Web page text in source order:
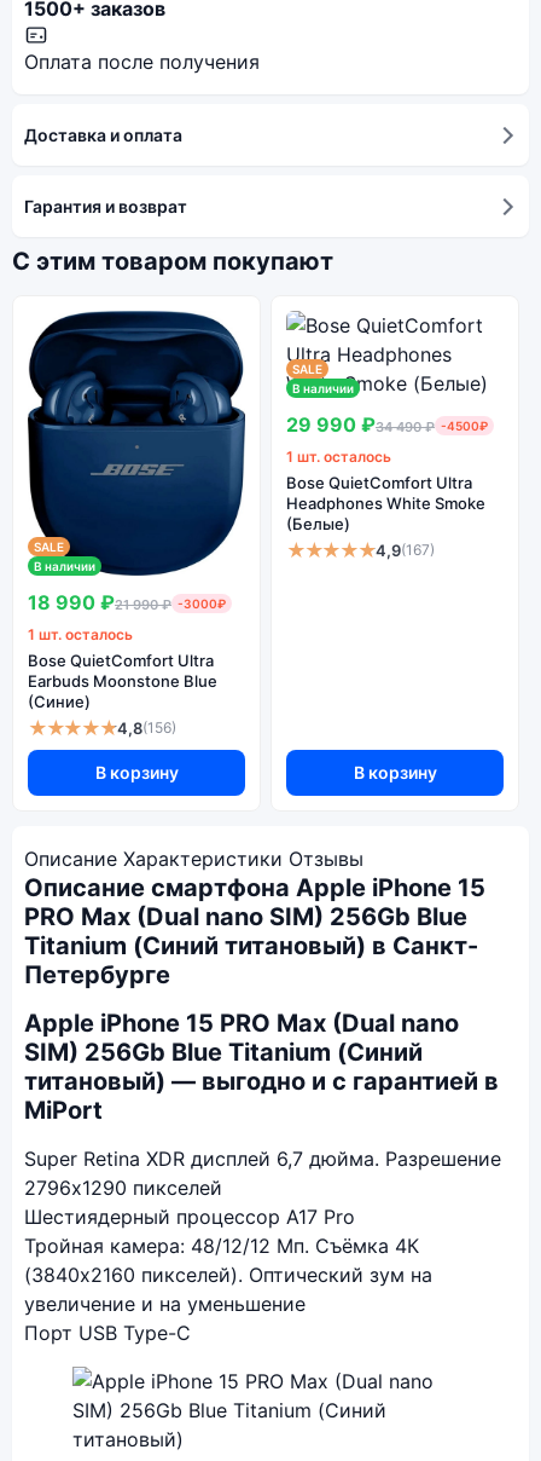
1500+ заказов
Оплата после получения
Доставка и оплата
Гарантия и возврат
С этим товаром покупают
SALE
В наличии
18 990 ₽21 990 ₽ -3000₽
1 шт. осталось
Bose QuietComfort Ultra
Earbuds Moonstone Blue
(Синие)
★★★★★4,8(156)
В корзину
SALE
В наличии
29 990 ₽34 490 ₽ -4500₽
1 шт. осталось
Bose QuietComfort Ultra
Headphones White Smoke
(Белые)
★★★★★4,9(167)
В корзину
Описание Характеристики Отзывы
Описание смартфона Apple iPhone 15
PRO Max (Dual nano SIM) 256Gb Blue
Titanium (Синий титановый) в Санкт-
Петербурге
Apple iPhone 15 PRO Max (Dual nano
SIM) 256Gb Blue Titanium (Синий
титановый) — выгодно и с гарантией в
MiPort
Super Retina XDR дисплей 6,7 дюйма. Разрешение
2796x1290 пикселей
Шестиядерный процессор A17 Pro
Тройная камера: 48/12/12 Мп. Съёмка 4К
(3840x2160 пикселей). Оптический зум на
увеличение и на уменьшение
Порт USB Type-C